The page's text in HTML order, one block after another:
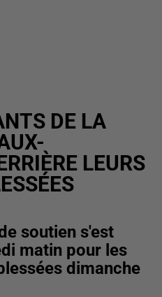
DE LA
LEURS
soutien s'est
matin pour les
dimanche